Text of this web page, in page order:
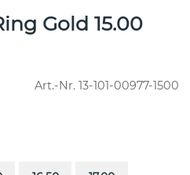
Gold 15.00
Art.-Nr. 13-101-00977-1500